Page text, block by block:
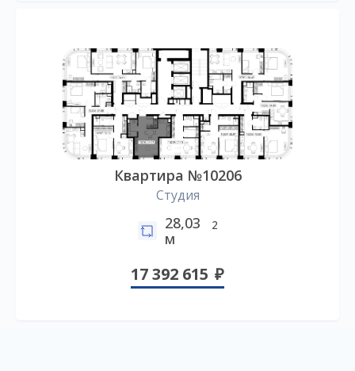
Квартира №10206
Студия
28,03
м
2
17 392 615